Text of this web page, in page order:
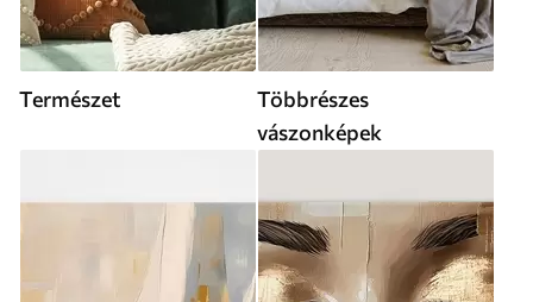
Természet
Többrészes
vászonképek